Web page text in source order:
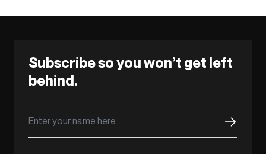
Subscribe so you won’t get left
behind.